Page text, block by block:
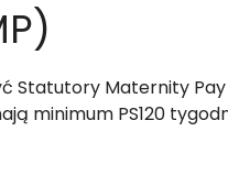
Statutory Maternity Pay
minimum PS120